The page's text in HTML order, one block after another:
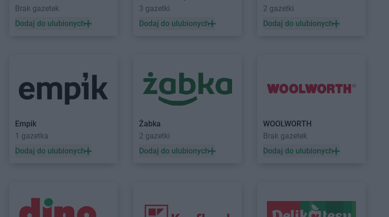
Kaufland
Tomaszów Mazowiecki
Kaufland
Kaufland
Turek
Kaufland
Kaufland
Zduńska Wola
Kaufland Zgorzelec
Kaufland Zielona Góra
Żyrardów
Brak gazetek
Dodaj do ulubionych
3 gazetki
Dodaj do ulubionych
2 gazetki
Dodaj do ulubionych
Empik
1 gazetka
Dodaj do ulubionych
Żabka
2 gazetki
Dodaj do ulubionych
WOOLWORTH
Brak gazetek
Dodaj do ulubionych